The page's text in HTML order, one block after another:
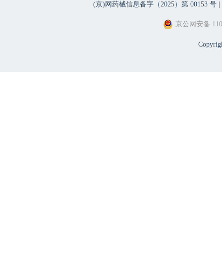
(京)网药械信息备字（2025）第 00153 号 |
京公网安备